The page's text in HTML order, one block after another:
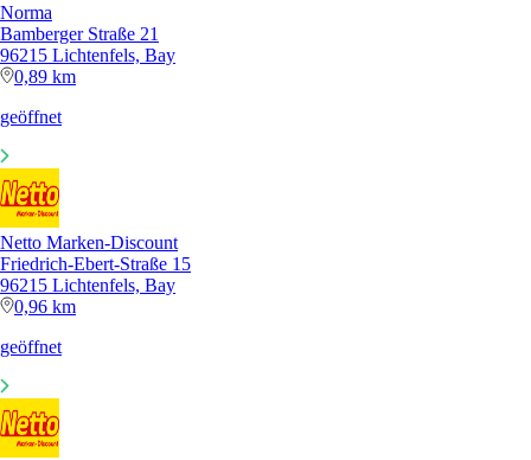
Norma
Bamberger Straße 21
96215 Lichtenfels, Bay
0,89 km
geöffnet
Netto Marken-Discount
Friedrich-Ebert-Straße 15
96215 Lichtenfels, Bay
0,96 km
geöffnet